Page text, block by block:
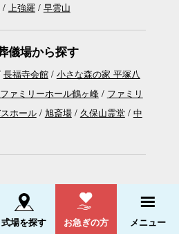
上強羅 早雲山
儀場から探す
長福寺会館
小さな森の家 平塚八
ファミリーホール鶴ヶ峰
ファミリ
ホール 旭斎場 久保山霊堂
中
の火葬式 これからの1日葬
電話をかける
式場を探す お急ぎの方 メニュー